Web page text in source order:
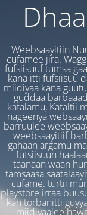
Weebsaayitiin
cufamee jira.
fufsiisuuf tumsa
kana itti fufsiisuu
miidiyaa kana
guddaa
kafalamu, Kafaltii
nageenya
barruulee
weebsaayitiif
gahaan argamu
fufsiisuun
taanaan waan
tamsaasa
cufame. turtii
playstore irraa
kan torbanitti
miidiyaalee